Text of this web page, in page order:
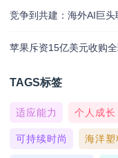
竞争到共建：海外AI巨头
苹果斥资15亿美元收购
TAGS标签
适应能力 个人成长
可持续时尚 海洋塑